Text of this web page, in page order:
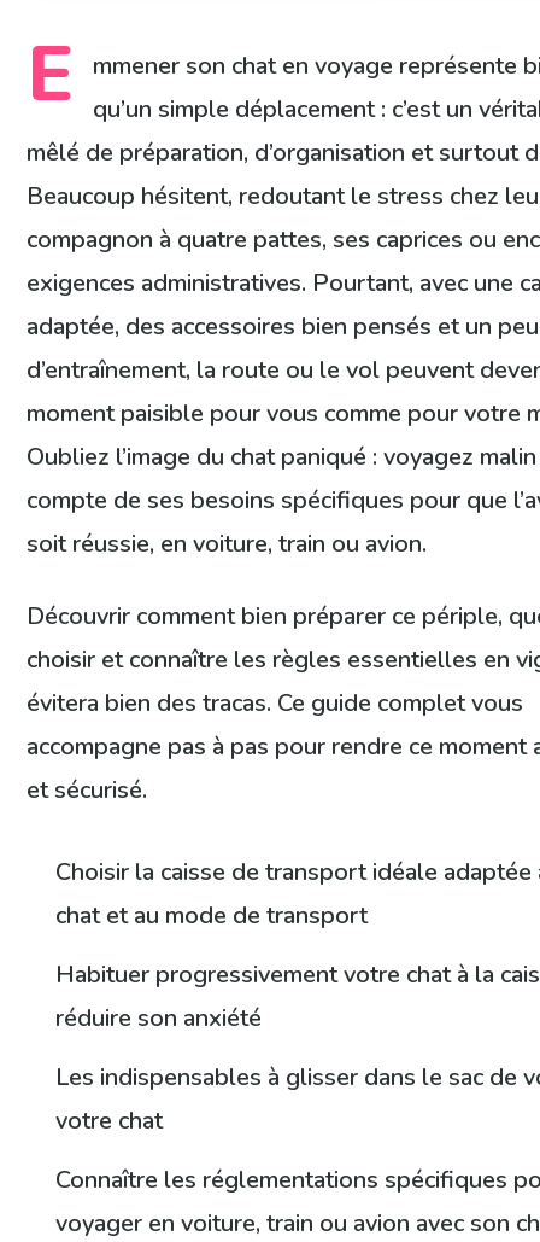
E
mmener son chat en voyage représente
qu’un simple déplacement : c’est un
mêlé de préparation, d’organisation et surtout
Beaucoup hésitent, redoutant le stress chez
compagnon à quatre pattes, ses caprices ou
exigences administratives. Pourtant, avec une
adaptée, des accessoires bien pensés et un peu
d’entraînement, la route ou le vol peuvent
moment paisible pour vous comme pour votre
Oubliez l’image du chat paniqué : voyagez
compte de ses besoins spécifiques pour que
soit réussie, en voiture, train ou avion.
Découvrir comment bien préparer ce périple,
choisir et connaître les règles essentielles en
évitera bien des tracas. Ce guide complet vous
accompagne pas à pas pour rendre ce moment
et sécurisé.
Choisir la caisse de transport idéale adaptée
chat et au mode de transport
Habituer progressivement votre chat à la
réduire son anxiété
Les indispensables à glisser dans le sac de
votre chat
Connaître les réglementations spécifiques
voyager en voiture, train ou avion avec son